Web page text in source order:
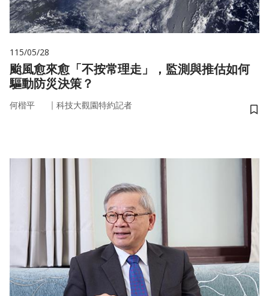
115/05/28
颱風愈來愈「不按常理走」，監測與推估如何
驅動防災決策？
何楷平 ｜ 科技大觀園特約記者
儲